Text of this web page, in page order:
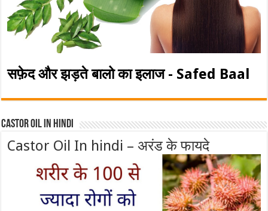
सफ़ेद और झड़ते बालो का इलाज - Safed Baal
Castor Oil In Hindi
Castor Oil In hindi – अरंड के फायदे